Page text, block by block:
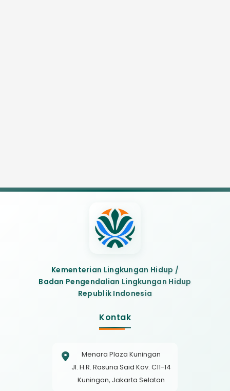
Kementerian Lingkungan Hidup /
Badan Pengendalian Lingkungan Hidup
Republik Indonesia
Kontak
Menara Plaza Kuningan
Jl. H.R. Rasuna Said Kav. C11-14
Kuningan, Jakarta Selatan